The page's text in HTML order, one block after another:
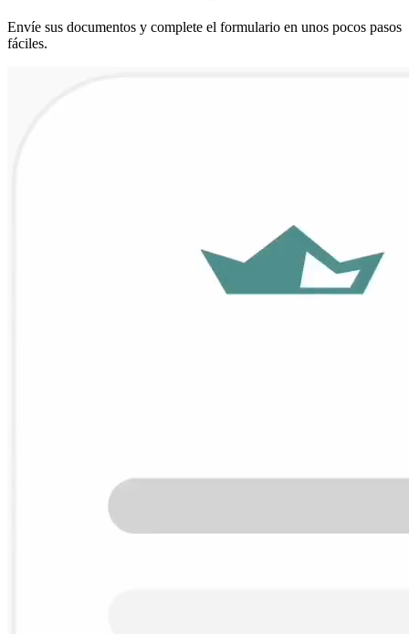
Envíe sus documentos y complete el formulario en unos pocos pasos
fáciles.